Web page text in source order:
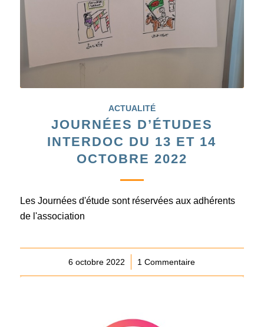
ACTUALITÉ
JOURNÉES D’ÉTUDES
INTERDOC DU 13 ET 14
OCTOBRE 2022
Les Journées d'étude sont réservées aux adhérents
de l'association
6 octobre 2022
/ 1 Commentaire